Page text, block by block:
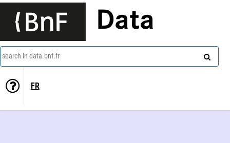
Data
search in data.bnf.fr
FR